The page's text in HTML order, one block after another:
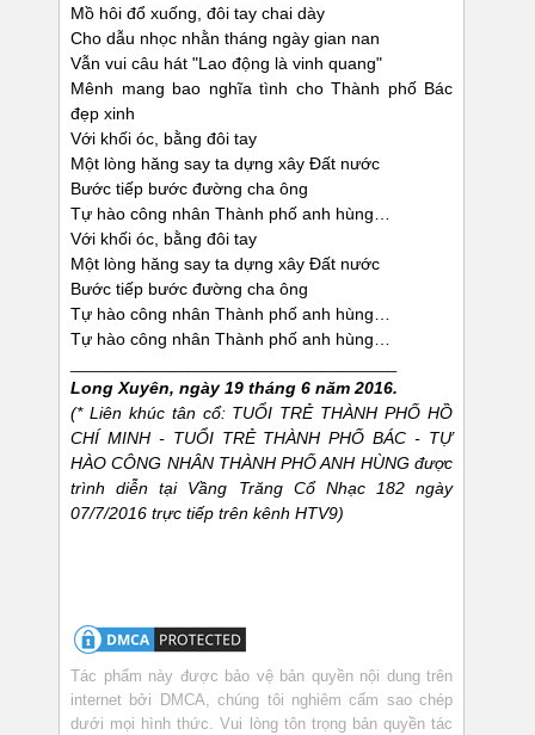
Mồ hôi đổ xuống, đôi tay chai dày
Cho dẫu nhọc nhằn tháng ngày gian nan
Vẫn vui câu hát "Lao động là vinh quang"
Mênh mang bao nghĩa tình cho Thành phố Bác
đẹp xinh
Với khối óc, bằng đôi tay
Một lòng hăng say ta dựng xây Đất nước
Bước tiếp bước đường cha ông
Tự hào công nhân Thành phố anh hùng…
Với khối óc, bằng đôi tay
Một lòng hăng say ta dựng xây Đất nước
Bước tiếp bước đường cha ông
Tự hào công nhân Thành phố anh hùng…
Tự hào công nhân Thành phố anh hùng…
Long Xuyên, ngày 19 tháng 6 năm 2016.
(* Liên khúc tân cổ: TUỔI TRẺ THÀNH PHỐ HỒ
CHÍ MINH - TUỔI TRẺ THÀNH PHỐ BÁC - TỰ
HÀO CÔNG NHÂN THÀNH PHỐ ANH HÙNG được
trình diễn tại Vầng Trăng Cổ Nhạc 182 ngày
07/7/2016 trực tiếp trên kênh HTV9)
Tác phẩm này được bảo vệ bản quyền nội dung trên
internet bởi DMCA, chúng tôi nghiêm cấm sao chép
dưới mọi hình thức. Vui lòng tôn trọng bản quyền tác